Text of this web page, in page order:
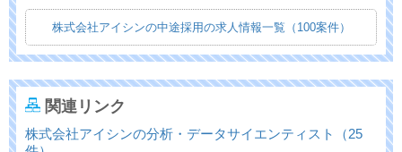
株式会社アイシンの中途採用の求人情報一覧（100案件）
関連リンク
株式会社アイシンの分析・データサイエンティスト（25